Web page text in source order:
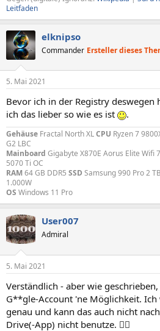
Leitfaden
elknipso
Commander Ersteller dieses
5. Mai 2021
Bevor ich in der Registry deswegen
ich das lieber so wie es ist
.
Gehäuse Fractal North XLCPU Ryzen 7
G2 LBC
Mainboard Gigabyte X870E Aorus Elite Wifi 7
5070 Ti OC
RAM64 GB DDR5 SSD Samsung 990 Pro 2 TB
1.000W
OS Windows 11 Pro
User007
Admiral
5. Mai 2021
Verständlich - aber wie
G**gle-Account 'ne Möglichkeit.
genau und kann das auch nicht
Drive(-App) nicht benutze. 🤷‍♂️